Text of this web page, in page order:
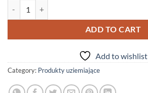
ADD TO CART
Add to wishlist
Category: Produkty uziemiające